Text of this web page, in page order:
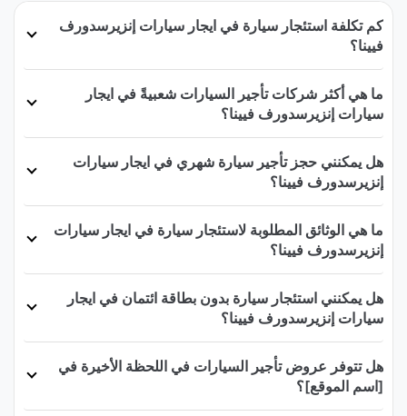
كم تكلفة استئجار سيارة في ايجار سيارات إنزيرسدورف
فيينا؟
ما هي أكثر شركات تأجير السيارات شعبيةً في ايجار
سيارات إنزيرسدورف فيينا؟
هل يمكنني حجز تأجير سيارة شهري في ايجار سيارات
إنزيرسدورف فيينا؟
ما هي الوثائق المطلوبة لاستئجار سيارة في ايجار سيارات
إنزيرسدورف فيينا؟
هل يمكنني استئجار سيارة بدون بطاقة ائتمان في ايجار
سيارات إنزيرسدورف فيينا؟
هل تتوفر عروض تأجير السيارات في اللحظة الأخيرة في
[اسم الموقع]؟